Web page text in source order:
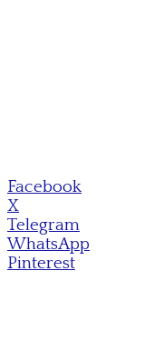
Facebook
X
Telegram
WhatsApp
Pinterest